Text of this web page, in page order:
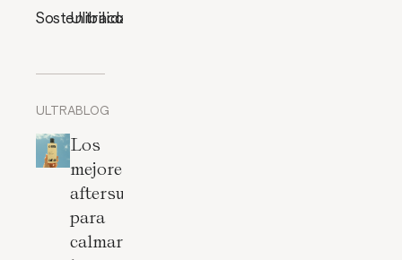
Sostenibilidad
Ultracosmética
ULTRABLOG
Los
mejores
aftersun
para
calmar